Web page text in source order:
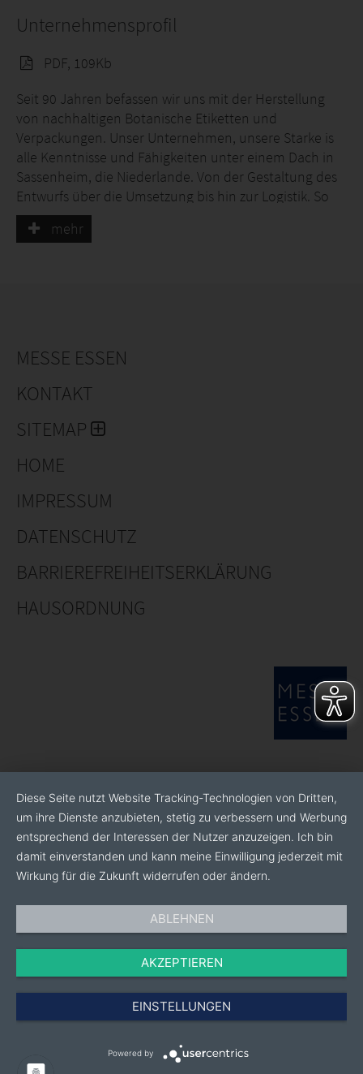
Unternehmensprofil
PDF, 109Kb
Seit 90 Jahren befassen wir uns mit der Herstellung
von nachhaltigen Botanische Etiketten und
Verpackungen. Unser Unternehmen, unsere Starke is
alle Kenntnisse und Fähigkeiten unter einem Dach in
Sassenheim, die Niederlande. Von der Gestaltung des
Entwurfs über die Umsetzung bis hin zur Logistik. So
haben wir die volle Kontrolle über die Qualität und Sie
haben einen einzigen Ansprechpartner für das
mehr
MESSE ESSEN
KONTAKT
SITEMAP
HOME
IMPRESSUM
DATENSCHUTZ
BARRIEREFREIHEITSERKLÄRUNG
HAUSORDNUNG
Diese Seite nutzt Website Tracking-Technologien von Dritten,
um ihre Dienste anzubieten, stetig zu verbessern und Werbung
entsprechend der Interessen der Nutzer anzuzeigen. Ich bin
damit einverstanden und kann meine Einwilligung jederzeit mit
Wirkung für die Zukunft widerrufen oder ändern.
ABLEHNEN
AKZEPTIEREN
EINSTELLUNGEN
Powered by